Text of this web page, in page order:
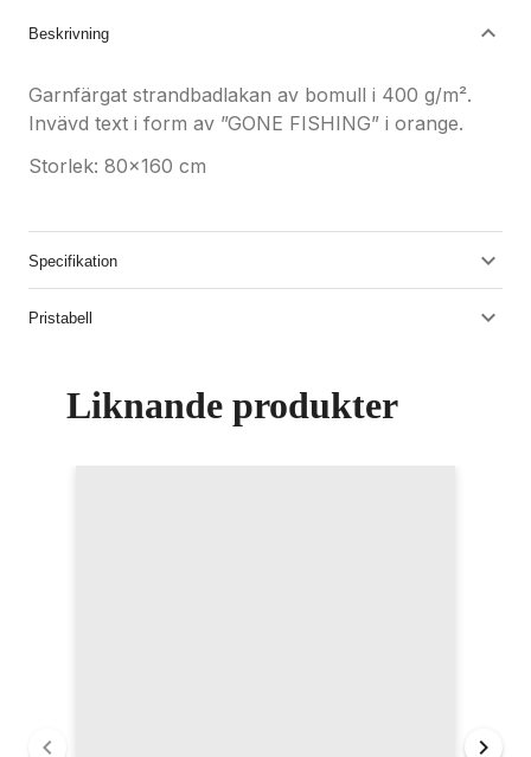
Beskrivning
Garnfärgat strandbadlakan av bomull i 400 g/m².
Invävd text i form av ”GONE FISHING” i orange.
Storlek: 80x160 cm
Specifikation
Pristabell
Liknande produkter